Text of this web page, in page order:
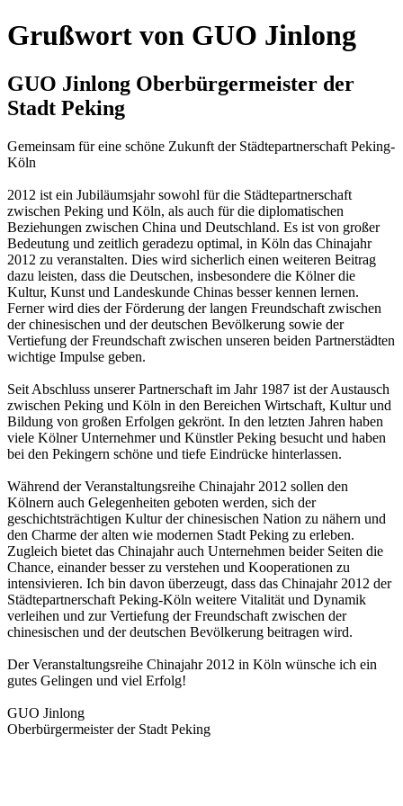
Grußwort von GUO Jinlong
GUO Jinlong Oberbürgermeister der
Stadt Peking
Gemeinsam für eine schöne Zukunft der Städtepartnerschaft Peking-
Köln
2012 ist ein Jubiläumsjahr sowohl für die Städtepartnerschaft
zwischen Peking und Köln, als auch für die diplomatischen
Beziehungen zwischen China und Deutschland. Es ist von großer
Bedeutung und zeitlich geradezu optimal, in Köln das Chinajahr
2012 zu veranstalten. Dies wird sicherlich einen weiteren Beitrag
dazu leisten, dass die Deutschen, insbesondere die Kölner die
Kultur, Kunst und Landeskunde Chinas besser kennen lernen.
Ferner wird dies der Förderung der langen Freundschaft zwischen
der chinesischen und der deutschen Bevölkerung sowie der
Vertiefung der Freundschaft zwischen unseren beiden Partnerstädten
wichtige Impulse geben.
Seit Abschluss unserer Partnerschaft im Jahr 1987 ist der Austausch
zwischen Peking und Köln in den Bereichen Wirtschaft, Kultur und
Bildung von großen Erfolgen gekrönt. In den letzten Jahren haben
viele Kölner Unternehmer und Künstler Peking besucht und haben
bei den Pekingern schöne und tiefe Eindrücke hinterlassen.
Während der Veranstaltungsreihe Chinajahr 2012 sollen den
Kölnern auch Gelegenheiten geboten werden, sich der
geschichtsträchtigen Kultur der chinesischen Nation zu nähern und
den Charme der alten wie modernen Stadt Peking zu erleben.
Zugleich bietet das Chinajahr auch Unternehmen beider Seiten die
Chance, einander besser zu verstehen und Kooperationen zu
intensivieren. Ich bin davon überzeugt, dass das Chinajahr 2012 der
Städtepartnerschaft Peking-Köln weitere Vitalität und Dynamik
verleihen und zur Vertiefung der Freundschaft zwischen der
chinesischen und der deutschen Bevölkerung beitragen wird.
Der Veranstaltungsreihe Chinajahr 2012 in Köln wünsche ich ein
gutes Gelingen und viel Erfolg!
GUO Jinlong
Oberbürgermeister der Stadt Peking